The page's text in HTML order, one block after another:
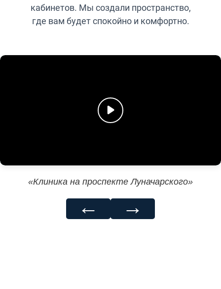
кабинетов. Мы создали пространство,
где вам будет спокойно и комфортно.
«Клиника на проспекте Луначарского»
← →